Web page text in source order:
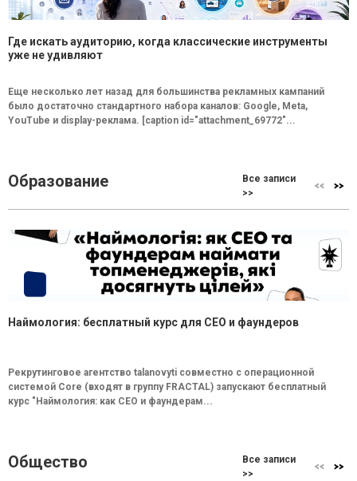
Где искать аудиторию, когда классические инструменты
уже не удивляют
Еще несколько лет назад для большинства рекламных кампаний
было достаточно стандартного набора каналов: Google, Meta,
YouTube и display-реклама. [caption id="attachment_69772"...
Образование
Все записи
>>
Наймология: бесплатный курс для CEO и фаундеров
Рекрутинговое агентство talanovyti совместно с операционной
системой Core (входят в группу FRACTAL) запускают бесплатный
курс "Наймология: как СEO и фаундерам...
Общество
Все записи
>>